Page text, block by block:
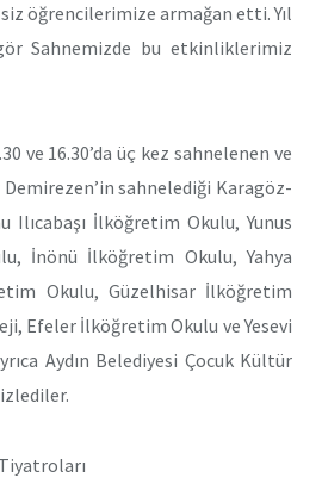
öğrencilerimize armağan etti. Yıl
Sahnemizde bu etkinliklerimiz
ve 16.30’da üç kez sahnelenen ve
sahnelediği Karagöz-
Ilıcabaşı İlköğretim Okulu, Yunus
İnönü İlköğretim Okulu, Yahya
Okulu, Güzelhisar İlköğretim
Efeler İlköğretim Okulu ve Yesevi
Aydın Belediyesi Çocuk Kültür